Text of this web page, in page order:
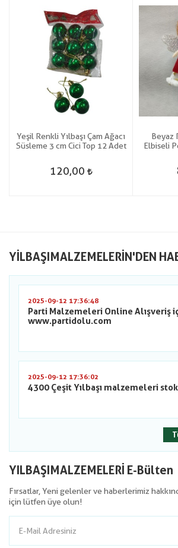
Yeşil Renkli Yılbaşı Çam Ağacı
Süsleme 3 cm Cici Top 12 Adet
120,00
Beyaz
Elbiseli
YILBAŞIMALZEMELERIN'DEN
2025-09-12 17:36:48
Parti Malzemeleri Online Alışveriş
www.partidolu.com
2025-09-12 17:36:02
4300 Çeşit Yılbaşı malzemeleri
YILBAŞIMALZEMELERİ E-Bülten
Fırsatlar, Yeni gelenler ve haberlerimiz
için lütfen üye olun!